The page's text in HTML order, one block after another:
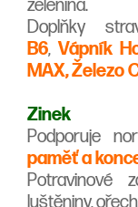
zelenina.
Doplňky
B6,Vápník
MAX,Železo
Zinek
Podporuje
paměť a
Potravinové
luštěniny,